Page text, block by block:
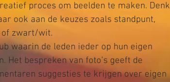
proces om beelden te maken. Denk
ook aan de keuzes zoals standpunt,
of zwart/wit.
waarin de leden ieder op hun eigen
bespreken van foto’s geeft de
suggesties te krijgen over eigen